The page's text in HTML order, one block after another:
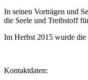
In seinen Vorträgen und
die Seele und Treibstoff
Im Herbst 2015 wurde
Kontaktdaten: